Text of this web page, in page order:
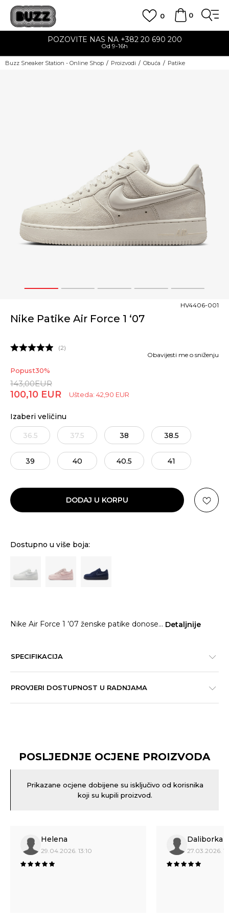
0
0
POZOVITE NAS NA +382 20 690 200
Od 9-16h
Buzz Sneaker Station - Online Shop Proizvodi Obuća Patike
1 2 3 4 5
Nike Patike Air Force 1 ‘07
HV4406-001
2
Popust30%
143,00EUR
100,10 EUR Ušteda: 42,90 EUR
Obavijesti me o sniženju
Izaberi veličinu
36.5 37.5 38 38.5
39 40 40.5 41
DODAJ U KORPU
Dostupno u više boja:
Nike Air Force 1 ’07 ženske patike donose... Detaljnije
SPECIFIKACIJA
PROVJERI DOSTUPNOST U RADNJAMA
POSLJEDNJE OCJENE PROIZVODA
Prikazane ocjene dobijene su isključivo od korisnika
koji su kupili proizvod.
Helena
29.04.2026. 13:10
Daliborka
27.03.2026.